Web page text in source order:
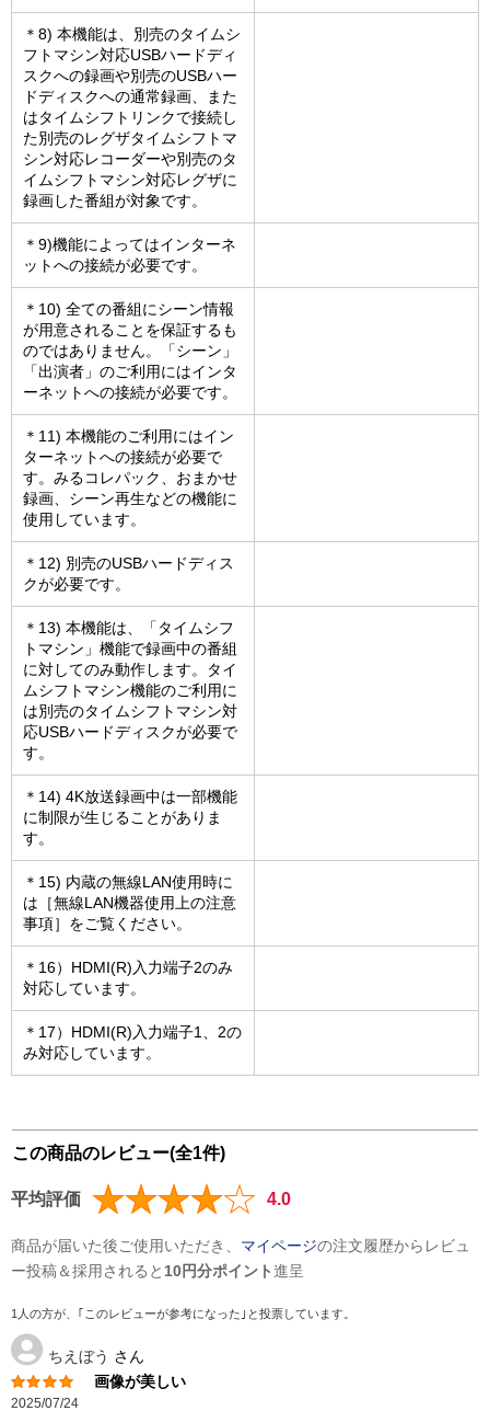
＊8) 本機能は、別売のタイムシ
フトマシン対応USBハードディ
スクへの録画や別売のUSBハー
ドディスクへの通常録画、また
はタイムシフトリンクで接続し
た別売のレグザタイムシフトマ
シン対応レコーダーや別売のタ
イムシフトマシン対応レグザに
録画した番組が対象です。
＊9)機能によってはインターネ
ットへの接続が必要です。
＊10) 全ての番組にシーン情報
が用意されることを保証するも
のではありません。「シーン」
「出演者」のご利用にはインタ
ーネットへの接続が必要です。
＊11) 本機能のご利用にはイン
ターネットへの接続が必要で
す。みるコレパック、おまかせ
録画、シーン再生などの機能に
使用しています。
＊12) 別売のUSBハードディス
クが必要です。
＊13) 本機能は、「タイムシフ
トマシン」機能で録画中の番組
に対してのみ動作します。タイ
ムシフトマシン機能のご利用に
は別売のタイムシフトマシン対
応USBハードディスクが必要で
す。
＊14) 4K放送録画中は一部機能
に制限が生じることがありま
す。
＊15) 内蔵の無線LAN使用時に
は［無線LAN機器使用上の注意
事項］をご覧ください。
＊16）HDMI(R)入力端子2のみ
対応しています。
＊17）HDMI(R)入力端子1、2の
み対応しています。
この商品のレビュー(全1件)
平均評価 4.0
商品が届いた後ご使用いただき、 マイページの注文履歴からレビュ
ー投稿＆採用されると 10円分ポイント進呈
1人の方が、｢このレビューが参考になった｣と投票しています。
ちえぼう さん
画像が美しい
2025/07/24